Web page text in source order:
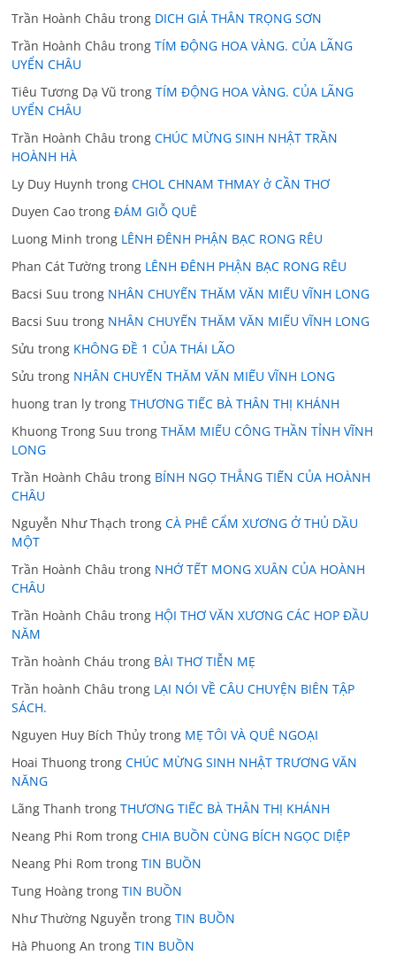
Trần Hoành Châu trong DICH GIẢ THÂN TRỌNG SƠN
Trần Hoành Châu trongTÍM ĐỘNG HOA VÀNG. CỦA LÃNG
UYỂN CHÂU
Tiêu Tương Dạ Vũ trongTÍM ĐỘNG HOA VÀNG. CỦA LÃNG
UYỂN CHÂU
Trần Hoành Châu trongCHÚC MỪNG SINH NHẬT TRẦN
HOÀNH HÀ
Ly Duy Huynh trongCHOL CHNAM THMAY ở CẦN THƠ
Duyen Cao trongĐÁM GIỖ QUÊ
Luong Minh trong LÊNH ĐÊNH PHẬN BẠC RONG RÊU
Phan Cát Tường trong LÊNH ĐÊNH PHẬN BẠC RONG RÊU
Bacsi Suu trong NHÂN CHUYẾN THĂM VĂN MIẾU VĨNH LONG
Bacsi Suu trong NHÂN CHUYẾN THĂM VĂN MIẾU VĨNH LONG
Sửu trong KHÔNG ĐỀ 1 CỦA THÁI LÃO
Sửu trong NHÂN CHUYẾN THĂM VĂN MIẾU VĨNH LONG
huong tran ly trongTHƯƠNG TIẾC BÀ THÂN THỊ KHÁNH
Khuong Trong Suu trongTHĂM MIẾU CÔNG THẦN TỈNH VĨNH
LONG
Trần Hoành Châu trong BÍNH NGỌ THẲNG TIẾN CỦA HOÀNH
CHÂU
Nguyễn Như Thạch trongCÀ PHÊ CẨM XƯƠNG Ở THỦ DẦU
MỘT
Trần Hoành Châu trong NHỚ TẾT MONG XUÂN CỦA HOÀNH
CHÂU
Trần Hoành Châu trong HỘI THƠ VĂN XƯƠNG CÁC HOP ĐẦU
NĂM
Trần hoành Cháu trong BÀI THƠ TIỄN MẸ
Trần hoành Châu trong LẠI NÓI VỀ CÂU CHUYỆN BIÊN TẬP
SÁCH.
Nguyen Huy Bích Thủy trong MẸ TÔI VÀ QUÊ NGOẠI
Hoai Thuong trongCHÚC MỪNG SINH NHẬT TRƯƠNG VĂN
NĂNG
Lãng Thanh trongTHƯƠNG TIẾC BÀ THÂN THỊ KHÁNH
Neang Phi Rom trongCHIA BUỒN CÙNG BÍCH NGỌC DIỆP
Neang Phi Rom trongTIN BUỒN
Tung Hoàng trongTIN BUỒN
Như Thường Nguyễn trongTIN BUỒN
Hà Phuong An trongTIN BUỒN